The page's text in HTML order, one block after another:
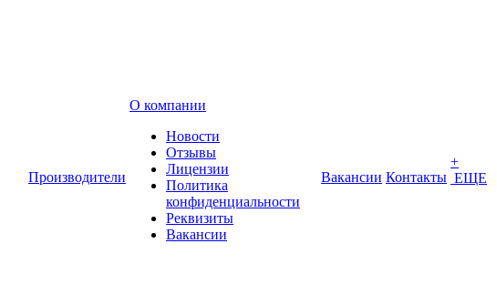
Производители
О компании
Новости
Отзывы
Лицензии
Политика
конфиденциальности
Реквизиты
Вакансии
Вакансии Контакты
+
ЕЩЕ